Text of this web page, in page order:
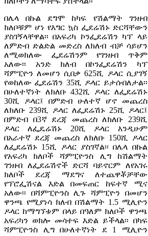
በሌላ በኩል ደግሞ ከካፍ የሽልማት ገንዘብ
ክለቦቹም ሆነ የእግር ኳስ ፌደሬሽኑ ድርሻቸውን
ያስገኝላቸዋል፡፡ በአፍሪካ ኮንፌደሬሽን ካፕ ላይ
ለምድብ ድልድል መድረስ ለክለብ ብቻ ሳይሆን
ለሚወክለው ፌደሬሽንም የገንዘብ ጥቅም
አለው፡፡ አንድ ክለብ በኮንፌደሬሽን ካፕ
ሻምፒዮን ለመሆን ሲበቃ 625ሺ ዶላር ሲያገኝ
የወከለው ፌደሬሽን 35ሺ ዶላር ይታሰብለታል፡፡
በሁለተኛነት ለክለቡ 432ሺ ዶላር ለፌደሬሽኑ
30ሺ ዶላር፤ በምድብ ሁለተኛ ሆኖ መጨረስ
ለክለቡ 239ሺ ዶላር ለፌደሬሽኑ 25ሺ ዶላር፤
በምድብ በ3ኛ ደረጃ መጨረስ ለክለቡ 239ሺ
ዶላር ለፌዴሬሽኑ 20ሺ ዶላር እንዲሁም
በአራተኛ ደረጃ መጨረስ ለክለቡ 150ሺ ዶላር
ለፌደሬሽኑ 15ሺ ዶላር ያስገኛል፡፡ በሌላ በኩል
የአፍሪካ ክለቦች ሻምፒዮንስ ሊግ ከሽልማት
ገንዘብ ለፌደሬሽኖች ድርሻ ባይኖርም ለየአገሩ
ክለቦች ደረጃ ማደግና ለተጨዋቾቻቸው
የፕሮፌሽናል እድል በመፍጠር ከፍተኛ ሚና
አለው፡፡ በሻምፒዮንስ ሊጉ ሻምፒዮን በመሆን
ዋንጫ የሚያነሳ ክለብ በሽልማት 1.5 ሚሊዮን
ዶላር ከማግኘቱም በላይ በዓለም ክለቦች ዋንጫ
አፍሪካን ወክሎ መሳተፍ እድል ይችላል፡፡ በካፍ
ሻምፒዮንስ ሊግ በሁለተኛነት ደ 1 ሚሊዮን